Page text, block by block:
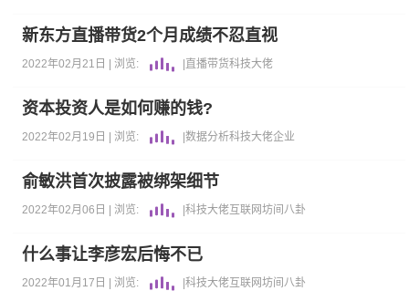
新东方直播带货2个月成绩不忍直视
2022年02月21日 | 浏览: 直播带货科技大佬
资本投资人是如何赚的钱?
2022年02月19日 | 浏览: |数据分析科技大佬企业
俞敏洪首次披露被绑架细节
2022年02月06日 | 浏览: |科技大佬互联网坊间八卦
什么事让李彦宏后悔不已
2022年01月17日 | 浏览: |科技大佬互联网坊间八卦